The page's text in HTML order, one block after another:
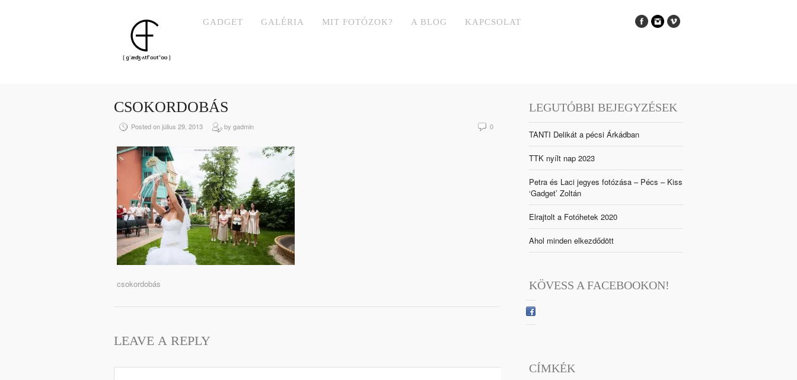
GADGET GALÉRIA MIT FOTÓZOK? A BLOG KAPCSOLAT
CSOKORDOBÁS
Posted on július 29, 2013 by gadmin 0
csokordobás
LEAVE A REPLY
LEGUTÓBBI BEJEGYZÉSEK
TANTI Delikát a pécsi Árkádban
TTK nyílt nap 2023
Petra és Laci jegyes fotózása – Pécs – Kiss
‘Gadget’ Zoltán
Elrajtolt a Fotóhetek 2020
Ahol minden elkezdődött
KÖVESS A FACEBOOKON!
CÍMKÉK